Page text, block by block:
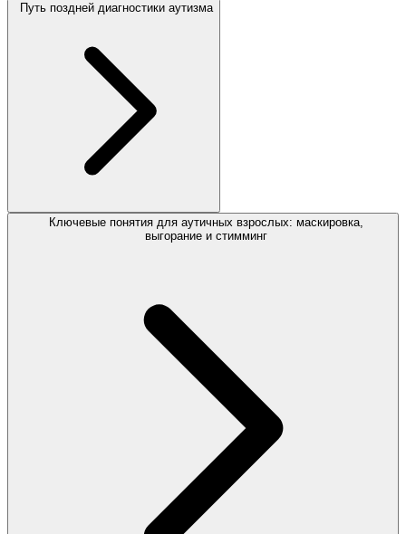
Путь поздней диагностики аутизма
Ключевые понятия для аутичных взрослых: маскировка,
выгорание и стимминг